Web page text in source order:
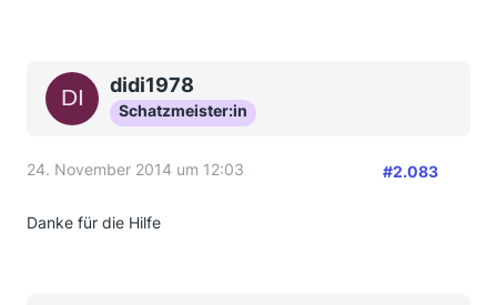
didi1978
Schatzmeister:in
24. November 2014 um 12:03 #2.083
Danke für die Hilfe